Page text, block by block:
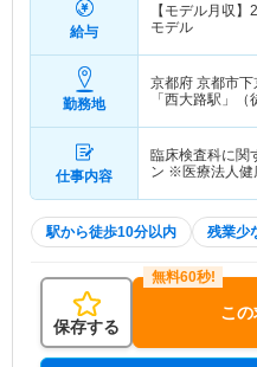
給与
【モデル月収】
モデル
勤務地
京都府 京都市下
「西大路駅」（
仕事内容
臨床検査科に関
ン ※医療法人
駅から徒歩10分以内 残業少
保存する
こ